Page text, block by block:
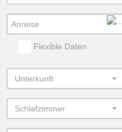
Flexible Daten
Unterkunft
Schlafzimmer